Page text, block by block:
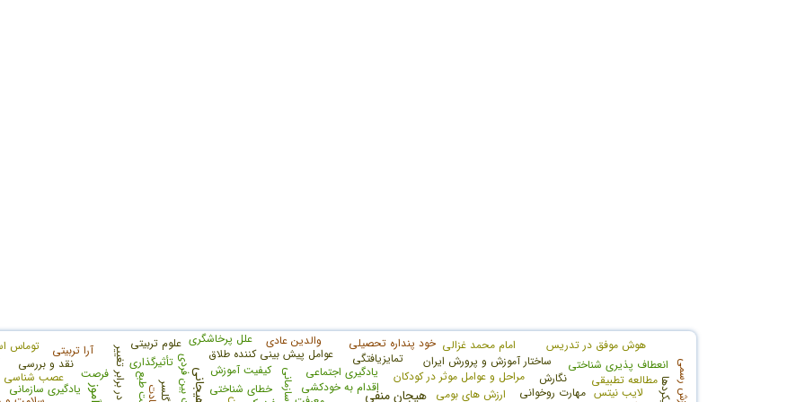
هیجان منفیاقدام به خودکشی ارزش های بومی یادگیری سازمانی مت در برابر تغییر یادگیری اجتماعی مراحل و عوامل موثر در کودکان
خطای شناختی
عوامل پیش بینی کننده طلاق
عصب شناسی
کیفیت آموزش
مهارت روخوانی
تمایزیافتگی تأثیرگذاری نقد و بررسی
آرا تربیتی
لایب نیتس
ساختار آموزش و پرورش ایران
خود پنداره تحصیلی
نگارش فرصت
والدین عادی علوم تربیتی توماس امام محمد غزالی
هوش موفق در تدریس
انعطاف پذیری شناختی
علل پرخاشگری
مطالعه تطبیقی